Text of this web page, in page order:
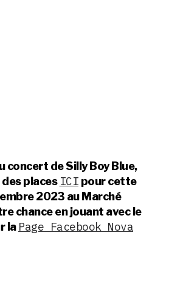
concert de Silly Boy Blue,
places ICI pour cette
2023 au Marché
chance en jouant avec le
la Page Facebook Nova